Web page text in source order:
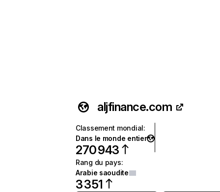
aljfinance.com
Classement mondial:
Dans le monde entier
270 943
Rang du pays:
Arabie saoudite
3 351